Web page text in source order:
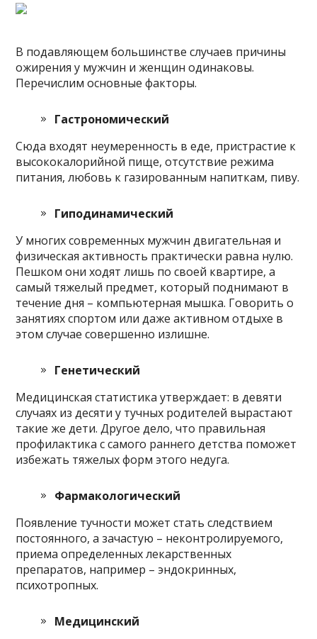
В подавляющем большинстве случаев причины
ожирения у мужчин и женщин одинаковы.
Перечислим основные факторы.
Гастрономический
Сюда входят неумеренность в еде, пристрастие к
высококалорийной пище, отсутствие режима
питания, любовь к газированным напиткам, пиву.
Гиподинамический
У многих современных мужчин двигательная и
физическая активность практически равна нулю.
Пешком они ходят лишь по своей квартире, а
самый тяжелый предмет, который поднимают в
течение дня – компьютерная мышка. Говорить о
занятиях спортом или даже активном отдыхе в
этом случае совершенно излишне.
Генетический
Медицинская статистика утверждает: в девяти
случаях из десяти у тучных родителей вырастают
такие же дети. Другое дело, что правильная
профилактика с самого раннего детства поможет
избежать тяжелых форм этого недуга.
Фармакологический
Появление тучности может стать следствием
постоянного, а зачастую – неконтролируемого,
приема определенных лекарственных
препаратов, например – эндокринных,
психотропных.
Медицинский